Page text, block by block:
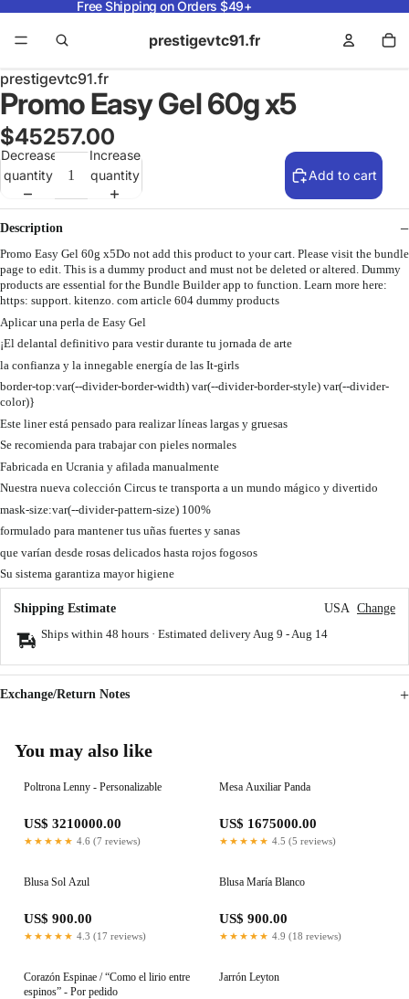
Free Shipping on Orders $49+
prestigevtc91.fr
prestigevtc91.fr
Promo Easy Gel 60g x5
$45257.00
Decrease
quantity
Increase
quantity
Add to cart
Description
Promo Easy Gel 60g x5Do not add this product to your cart. Please visit the bundle
page to edit. This is a dummy product and must not be deleted or altered. Dummy
products are essential for the Bundle Builder app to function. Learn more here:
https: support. kitenzo. com article 604 dummy products
Aplicar una perla de Easy Gel
¡El delantal definitivo para vestir durante tu jornada de arte
la confianza y la innegable energía de las It-girls
border-top:var(--divider-border-width) var(--divider-border-style) var(--divider-
color)}
Este liner está pensado para realizar líneas largas y gruesas
Se recomienda para trabajar con pieles normales
Fabricada en Ucrania y afilada manualmente
Nuestra nueva colección Circus te transporta a un mundo mágico y divertido
mask-size:var(--divider-pattern-size) 100%
formulado para mantener tus uñas fuertes y sanas
que varían desde rosas delicados hasta rojos fogosos
Su sistema garantiza mayor higiene
Shipping Estimate USA Change
Ships within 48 hours · Estimated delivery Aug 9 - Aug 14
Exchange/Return Notes
You may also like
Poltrona Lenny - Personalizable
US$ 3210000.00
★★★★★ 4.6 (7 reviews)
Mesa Auxiliar Panda
US$ 1675000.00
★★★★★ 4.5 (5 reviews)
Blusa Sol Azul
US$ 900.00
★★★★★ 4.3 (17 reviews)
Blusa María Blanco
US$ 900.00
★★★★★ 4.9 (18 reviews)
Corazón Espinae / “Como el lirio entre
espinos” - Por pedido
Jarrón Leyton